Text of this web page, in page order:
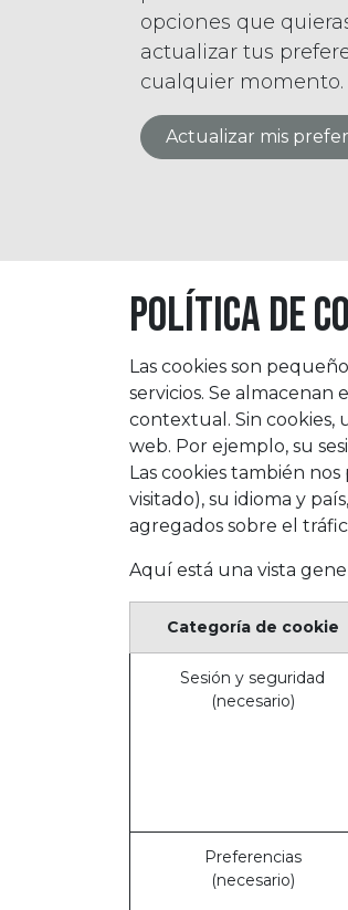
opciones que
actualizar tus
cualquier momento.
Actualizar mis
Política de
Las cookies son
servicios. Se
contextual. Sin cookies,
web. Por ejemplo, su
Las cookies también
visitado), su idioma y
agregados sobre el
Aquí está una vista
Categoría de cookie
Sesión y seguridad
(necesario)
Preferencias
(necesario)